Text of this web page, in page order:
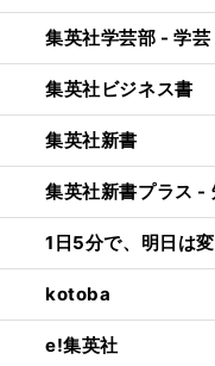
集英社学芸部 - 学
集英社ビジネス書
集英社新書
集英社新書プラス -
1日5分で、明日は
kotoba
e!集英社